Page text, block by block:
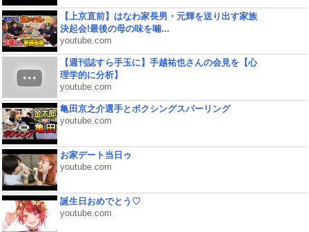
【上京直前】はなわ家長男・元輝を送り出す家族
決起会!最後の母の味を噛...
youtube.com
【週刊誌すら手玉に】手越祐也さんの会見を【心
理学的に分析】
youtube.com
亀田京之介選手とボクシングスパーリング
youtube.com
お家デート当日ゥ
youtube.com
誕生日おめでとう♡
youtube.com